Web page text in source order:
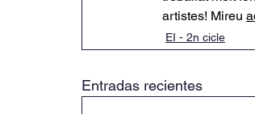
artistes! Mireu
EI - 2n cicle
Entradas recientes